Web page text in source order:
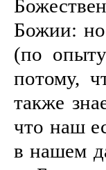
Божии:
(по
потому,
также
что наш
в нашем